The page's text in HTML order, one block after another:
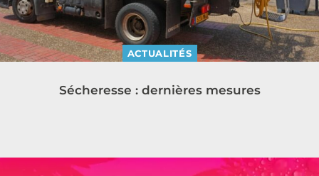
ACTUALITÉS
Sécheresse : dernières mesures